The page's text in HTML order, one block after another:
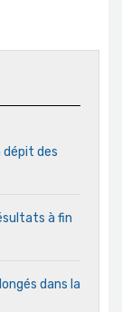
dépit des
à fin
dans la